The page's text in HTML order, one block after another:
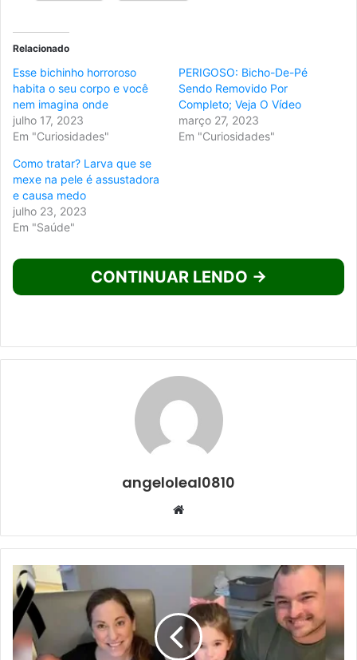
Relacionado
Esse bichinho horroroso
habita o seu corpo e você
nem imagina onde
julho 17, 2023
Em "Curiosidades"
PERIGOSO: Bicho-De-Pé
Sendo Removido Por
Completo; Veja O Vídeo
março 27, 2023
Em "Curiosidades"
Como tratar? Larva que se
mexe na pele é assustadora
e causa medo
julho 23, 2023
Em "Saúde"
CONTINUAR LENDO →
angeloleal0810
Website